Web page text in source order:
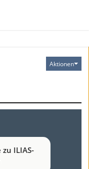
Aktionen
ILIAS-